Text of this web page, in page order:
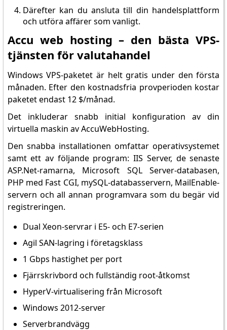
Därefter kan du ansluta till din handelsplattform
och utföra affärer som vanligt.
Accu web hosting – den bästa VPS-
tjänsten för valutahandel
Windows VPS-paketet är helt gratis under den första
månaden. Efter den kostnadsfria provperioden kostar
paketet endast 12 $/månad.
Det inkluderar snabb initial konfiguration av din
virtuella maskin av AccuWebHosting.
Den snabba installationen omfattar operativsystemet
samt ett av följande program: IIS Server, de senaste
ASP.Net-ramarna, Microsoft SQL Server-databasen,
PHP med Fast CGI, mySQL-databasservern, MailEnable-
servern och all annan programvara som du begär vid
registreringen.
Dual Xeon-servrar i E5- och E7-serien
Agil SAN-lagring i företagsklass
1 Gbps hastighet per port
Fjärrskrivbord och fullständig root-åtkomst
HyperV-virtualisering från Microsoft
Windows 2012-server
Serverbrandvägg